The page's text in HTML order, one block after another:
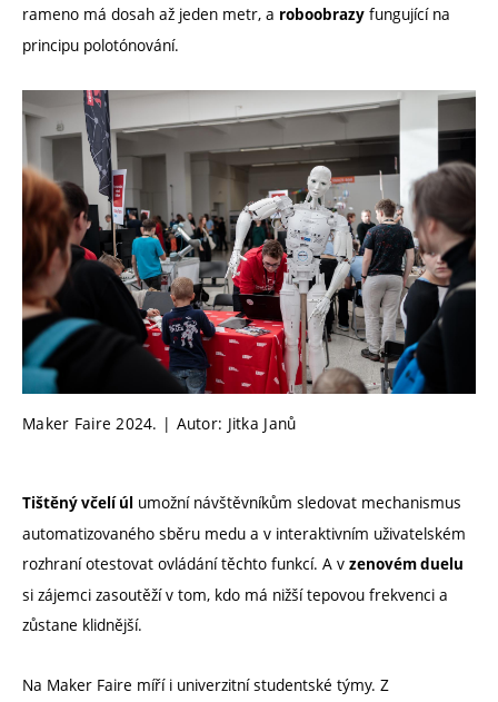
rameno má dosah až jeden metr, a roboobrazy fungující na
principu polotónování.
Maker Faire 2024. | Autor: Jitka Janů
Tištěný včelí úl umožní návštěvníkům sledovat mechanismus
automatizovaného sběru medu a v interaktivním uživatelském
rozhraní otestovat ovládání těchto funkcí. A v zenovém duelu
si zájemci zasoutěží v tom, kdo má nižší tepovou frekvenci a
zůstane klidnější.
Na Maker Faire míří i univerzitní studentské týmy. Z